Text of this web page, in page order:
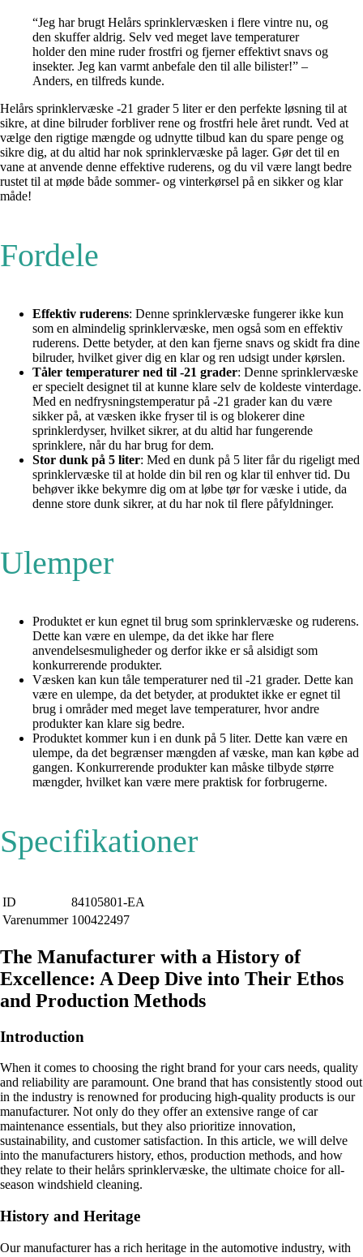
“Jeg har brugt Helårs sprinklervæsken i flere vintre nu, og
den skuffer aldrig. Selv ved meget lave temperaturer
holder den mine ruder frostfri og fjerner effektivt snavs og
insekter. Jeg kan varmt anbefale den til alle bilister!” –
Anders, en tilfreds kunde.
Helårs sprinklervæske -21 grader 5 liter er den perfekte løsning til at
sikre, at dine bilruder forbliver rene og frostfri hele året rundt. Ved at
vælge den rigtige mængde og udnytte tilbud kan du spare penge og
sikre dig, at du altid har nok sprinklervæske på lager. Gør det til en
vane at anvende denne effektive ruderens, og du vil være langt bedre
rustet til at møde både sommer- og vinterkørsel på en sikker og klar
måde!
Fordele
Effektiv ruderens: Denne sprinklervæske fungerer ikke kun
som en almindelig sprinklervæske, men også som en effektiv
ruderens. Dette betyder, at den kan fjerne snavs og skidt fra dine
bilruder, hvilket giver dig en klar og ren udsigt under kørslen.
Tåler temperaturer ned til -21 grader: Denne sprinklervæske
er specielt designet til at kunne klare selv de koldeste vinterdage.
Med en nedfrysningstemperatur på -21 grader kan du være
sikker på, at væsken ikke fryser til is og blokerer dine
sprinklerdyser, hvilket sikrer, at du altid har fungerende
sprinklere, når du har brug for dem.
Stor dunk på 5 liter: Med en dunk på 5 liter får du rigeligt med
sprinklervæske til at holde din bil ren og klar til enhver tid. Du
behøver ikke bekymre dig om at løbe tør for væske i utide, da
denne store dunk sikrer, at du har nok til flere påfyldninger.
Ulemper
Produktet er kun egnet til brug som sprinklervæske og ruderens.
Dette kan være en ulempe, da det ikke har flere
anvendelsesmuligheder og derfor ikke er så alsidigt som
konkurrerende produkter.
Væsken kan kun tåle temperaturer ned til -21 grader. Dette kan
være en ulempe, da det betyder, at produktet ikke er egnet til
brug i områder med meget lave temperaturer, hvor andre
produkter kan klare sig bedre.
Produktet kommer kun i en dunk på 5 liter. Dette kan være en
ulempe, da det begrænser mængden af væske, man kan købe ad
gangen. Konkurrerende produkter kan måske tilbyde større
mængder, hvilket kan være mere praktisk for forbrugerne.
Specifikationer
ID
84105801-EA
Varenummer 100422497
The Manufacturer with a History of
Excellence: A Deep Dive into Their Ethos
and Production Methods
Introduction
When it comes to choosing the right brand for your cars needs, quality
and reliability are paramount. One brand that has consistently stood out
in the industry is renowned for producing high-quality products is our
manufacturer. Not only do they offer an extensive range of car
maintenance essentials, but they also prioritize innovation,
sustainability, and customer satisfaction. In this article, we will delve
into the manufacturers history, ethos, production methods, and how
they relate to their helårs sprinklervæske, the ultimate choice for all-
season windshield cleaning.
History and Heritage
Our manufacturer has a rich heritage in the automotive industry, with